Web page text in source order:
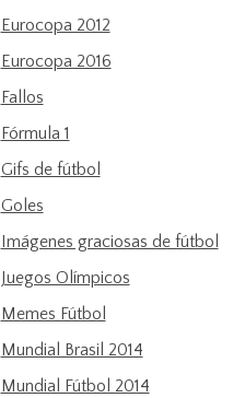
Eurocopa 2012
Eurocopa 2016
Fallos
Fórmula 1
Gifs de fútbol
Goles
Imágenes graciosas de fútbol
Juegos Olímpicos
Memes Fútbol
Mundial Brasil 2014
Mundial Fútbol 2014